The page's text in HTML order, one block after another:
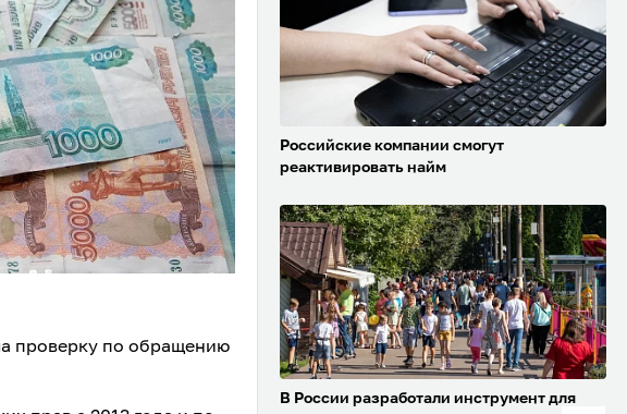
проверку по обращению
Российские компании смогут
реактивировать найм
В России разработали инструмент для